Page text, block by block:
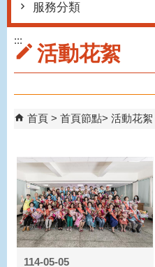
服務分類
:::
活動花絮
首頁 首頁節點 活動花絮
114-05-05